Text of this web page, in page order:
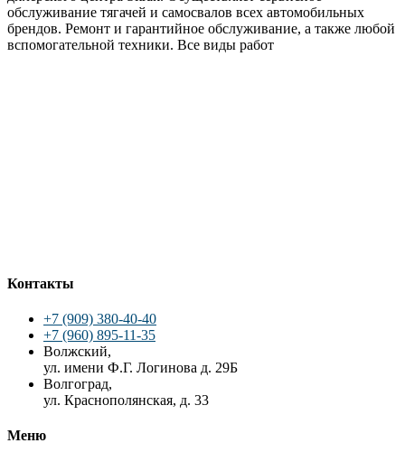
обслуживание тягачей и самосвалов всех автомобильных
брендов. Ремонт и гарантийное обслуживание, а также любой
вспомогательной техники. Все виды работ
Контакты
+7 (909) 380-40-40
+7 (960) 895-11-35
Волжский,
ул. имени Ф.Г. Логинова д. 29Б
Волгоград,
ул. Краснополянская, д. 33
Меню